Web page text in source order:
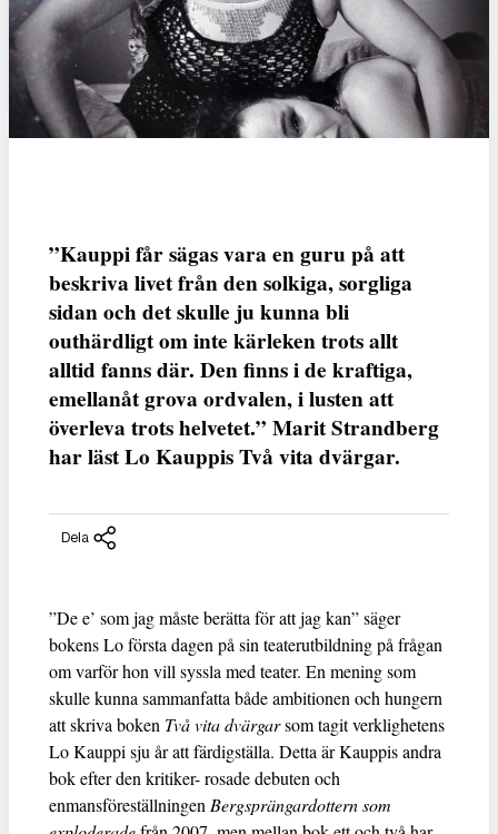
”Kauppi får sägas vara en guru på att
beskriva livet från den solkiga, sorgliga
sidan och det skulle ju kunna bli
outhärdligt om inte kärleken trots allt
alltid fanns där. Den finns i de kraftiga,
emellanåt grova ordvalen, i lusten att
överleva trots helvetet.” Marit Strandberg
har läst Lo Kauppis Två vita dvärgar.
Dela
”De e’ som jag måste berätta för att jag kan” säger
bokens Lo första dagen på sin teaterutbildning på frågan
om varför hon vill syssla med teater. En mening som
skulle kunna sammanfatta både ambitionen och hungern
att skriva boken Två vita dvärgarsom tagit verklighetens
Lo Kauppi sju år att färdigställa. Detta är Kauppis andra
bok efter den kritiker- rosade debuten och
enmansföreställningen Bergsprängardottern som